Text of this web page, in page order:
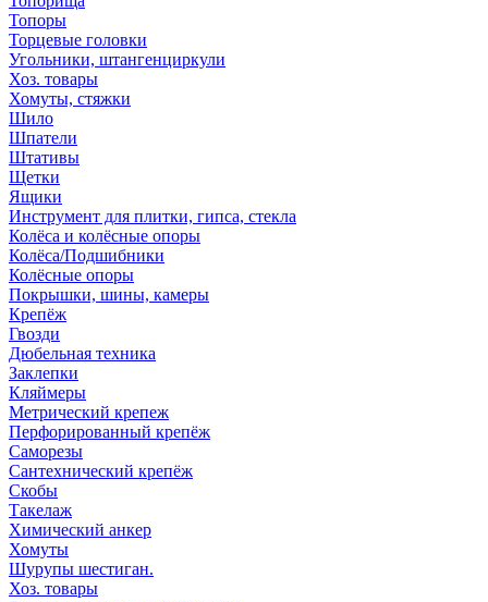
Топоры
Торцевые головки
Угольники, штангенциркули
Хоз. товары
Хомуты, стяжки
Шило
Шпатели
Штативы
Щетки
Ящики
Инструмент для плитки, гипса, стекла
Колёса и колёсные опоры
Колёса/Подшибники
Колёсные опоры
Покрышки, шины, камеры
Крепёж
Гвозди
Дюбельная техника
Заклепки
Кляймеры
Метрический крепеж
Перфорированный крепёж
Саморезы
Сантехнический крепёж
Скобы
Такелаж
Химический анкер
Хомуты
Шурупы шестиган.
Хоз. товары